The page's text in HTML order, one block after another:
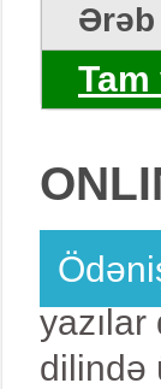
dilində